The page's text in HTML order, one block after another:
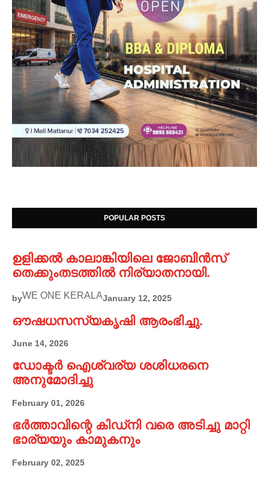
POPULAR POSTS
ഉളിക്കൽ കാലാങ്കിയിലെ ജോബിൻസ്
തെക്കുംതടത്തിൽ നിര്യാതനായി.
byWE ONE KERALAJanuary 12, 2025
ഔഷധസസ്യകൃഷി ആരംഭിച്ചു.
June 14, 2026
ഡോക്ടർ ഐശ്വര്യ ശശിധരനെ
അനുമോദിച്ചു
February 01, 2026
ഭർത്താവിന്റെ കിഡ്നി വരെ അടിച്ചു മാറ്റി
ഭാര്യയും കാമുകനും
February 02, 2025